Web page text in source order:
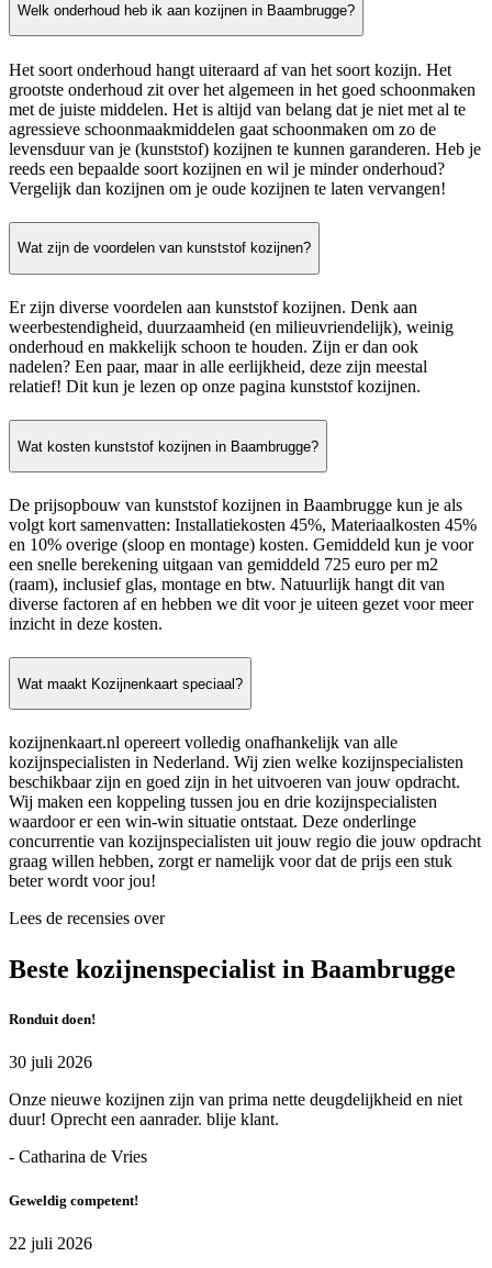
Welk onderhoud heb ik aan kozijnen in Baambrugge?
Het soort onderhoud hangt uiteraard af van het soort kozijn. Het
grootste onderhoud zit over het algemeen in het goed schoonmaken
met de juiste middelen. Het is altijd van belang dat je niet met al te
agressieve schoonmaakmiddelen gaat schoonmaken om zo de
levensduur van je (kunststof) kozijnen te kunnen garanderen. Heb je
reeds een bepaalde soort kozijnen en wil je minder onderhoud?
Vergelijk dan kozijnen om je oude kozijnen te laten vervangen!
Wat zijn de voordelen van kunststof kozijnen?
Er zijn diverse voordelen aan kunststof kozijnen. Denk aan
weerbestendigheid, duurzaamheid (en milieuvriendelijk), weinig
onderhoud en makkelijk schoon te houden. Zijn er dan ook
nadelen? Een paar, maar in alle eerlijkheid, deze zijn meestal
relatief! Dit kun je lezen op onze pagina kunststof kozijnen.
Wat kosten kunststof kozijnen in Baambrugge?
De prijsopbouw van kunststof kozijnen in Baambrugge kun je als
volgt kort samenvatten: Installatiekosten 45%, Materiaalkosten 45%
en 10% overige (sloop en montage) kosten. Gemiddeld kun je voor
een snelle berekening uitgaan van gemiddeld 725 euro per m2
(raam), inclusief glas, montage en btw. Natuurlijk hangt dit van
diverse factoren af en hebben we dit voor je uiteen gezet voor meer
inzicht in deze kosten.
Wat maakt Kozijnenkaart speciaal?
kozijnenkaart.nl opereert volledig onafhankelijk van alle
kozijnspecialisten in Nederland. Wij zien welke kozijnspecialisten
beschikbaar zijn en goed zijn in het uitvoeren van jouw opdracht.
Wij maken een koppeling tussen jou en drie kozijnspecialisten
waardoor er een win-win situatie ontstaat. Deze onderlinge
concurrentie van kozijnspecialisten uit jouw regio die jouw opdracht
graag willen hebben, zorgt er namelijk voor dat de prijs een stuk
beter wordt voor jou!
Lees de recensies over
Beste kozijnenspecialist in Baambrugge
Ronduit doen!
30 juli 2026
Onze nieuwe kozijnen zijn van prima nette deugdelijkheid en niet
duur! Oprecht een aanrader. blije klant.
- Catharina de Vries
Geweldig competent!
22 juli 2026